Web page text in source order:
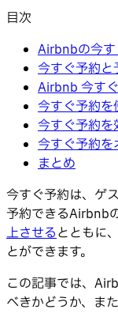
目次
Airbnbの今
今すぐ予約
Airbnb 今す
今すぐ予約
今すぐ予約
今すぐ予約
まとめ
今すぐ予約は、ゲ
予約できるAirbnb
上させるとともに
とができます。
この記事では、
べきかどうか、ま